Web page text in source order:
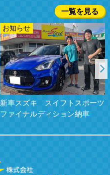
一覧を見る
お知らせ
新車MAZDA３納車